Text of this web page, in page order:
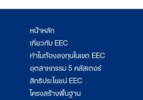
หน้าหลัก
เกี่ยวกับ EEC
ทำไมต้องลงทุนในเขต EEC
อุตสาหกรรม 5 คลัสเตอร์
สิทธิประโยชน์ EEC
โครงสร้างพื้นฐาน